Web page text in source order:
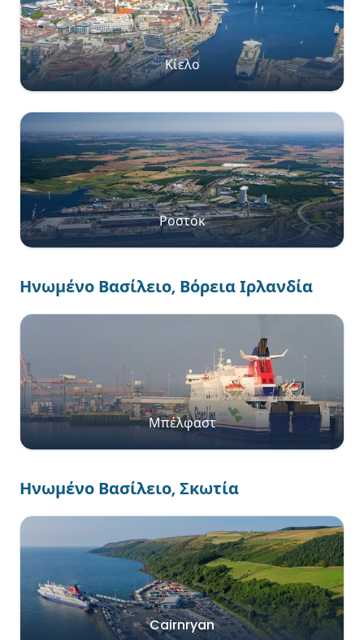
Κίελο
Ροστόκ
Ηνωμένο Βασίλειο, Βόρεια Ιρλανδία
Μπέλφαστ
Ηνωμένο Βασίλειο, Σκωτία
Cairnryan